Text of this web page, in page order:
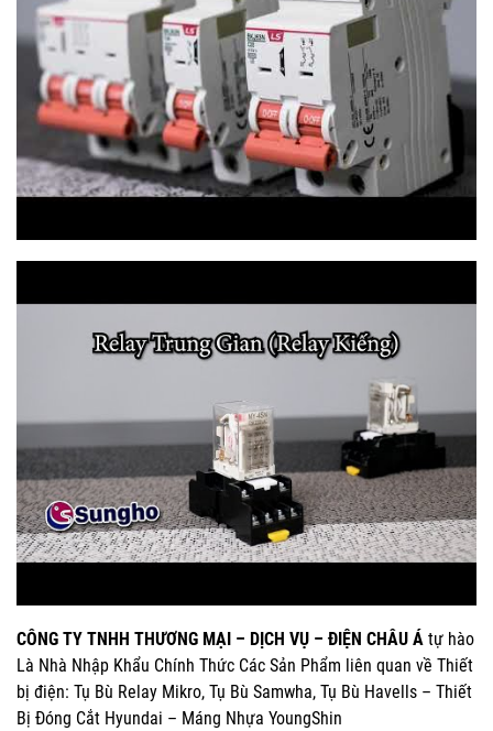
CÔNG TY TNHH THƯƠNG MẠI – DỊCH VỤ – ĐIỆN CHÂU Á tự hào
Là Nhà Nhập Khẩu Chính Thức Các Sản Phẩm liên quan về Thiết
bị điện: Tụ Bù Relay Mikro, Tụ Bù Samwha, Tụ Bù Havells – Thiết
Bị Đóng Cắt Hyundai – Máng Nhựa YoungShin